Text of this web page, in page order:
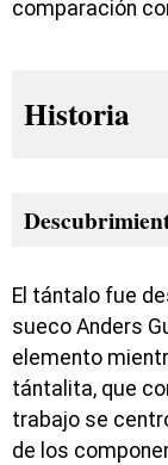
comparación
Historia
El tántalo fue
sueco Anders
elemento
tántalita, que
trabajo se
de los